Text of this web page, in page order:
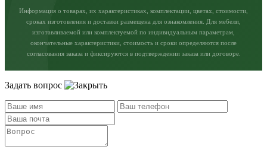
Информация о товарах, их характеристиках, комплектации, цветах, стоимости,
сроках изготовления и доставки размещена для ознакомления. Для мебели,
изготавливаемой или комплектуемой по индивидуальным параметрам,
окончательные характеристики, стоимость и сроки определяются после
согласования заказа и фиксируются в подтверждении заказа или договоре.
Задать вопрос